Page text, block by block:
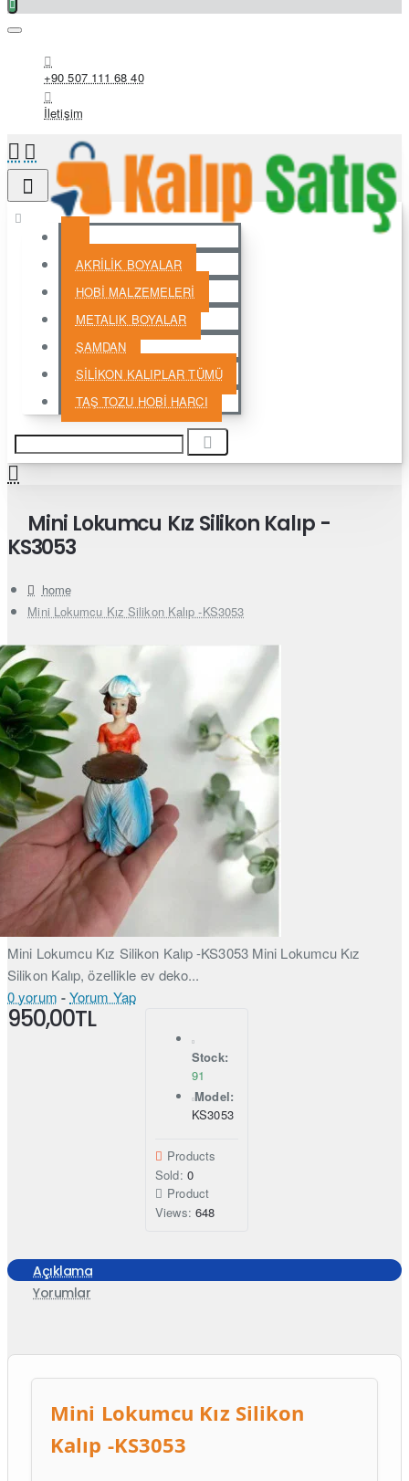
+90 507 111 68 40
İletişim
AKRİLİK BOYALAR
HOBİ MALZEMELERİ
METALIK BOYALAR
ŞAMDAN
SİLİKON KALIPLAR TÜMÜ
TAŞ TOZU HOBİ HARCI
Mini Lokumcu Kız Silikon Kalıp -
KS3053
home
Mini Lokumcu Kız Silikon Kalıp -KS3053
Mini Lokumcu Kız Silikon Kalıp -KS3053 Mini Lokumcu Kız
Silikon Kalıp, özellikle ev deko...
0 yorum -Yorum Yap
950,00TL
Stock:
91
Model:
KS3053
Products
Sold: 0
Product
Views: 648
Açıklama
Yorumlar
Mini Lokumcu Kız Silikon
Kalıp -KS3053